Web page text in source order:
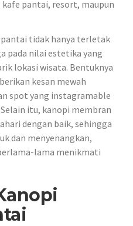
pantai, resort, maupun
tidak hanya terletak
pada nilai estetika yang
lokasi wisata. Bentuknya
kesan mewah
spot yang instagramable
itu, kanopi membran
dengan baik, sehingga
dan menyenangkan,
lama menikmati